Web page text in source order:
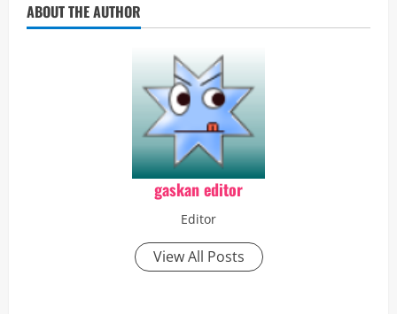
ABOUT THE AUTHOR
gaskan editor
Editor
View All Posts